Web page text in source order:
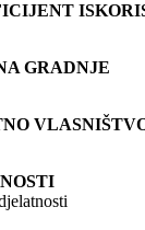
GRADNJE